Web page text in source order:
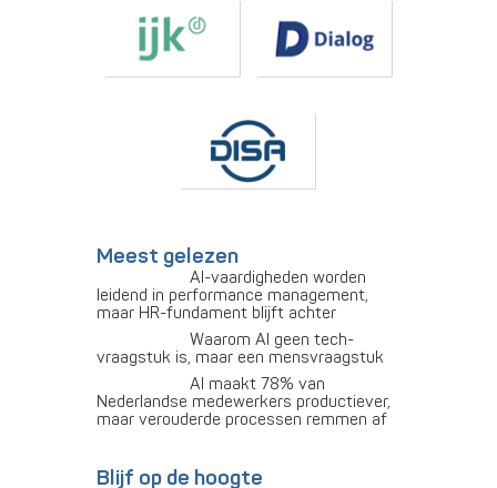
Meest gelezen
AI-vaardigheden worden
leidend in performance management,
maar HR-fundament blijft achter
Waarom AI geen tech-
vraagstuk is, maar een mensvraagstuk
AI maakt 78% van
Nederlandse medewerkers productiever,
maar verouderde processen remmen af
Blijf op de hoogte